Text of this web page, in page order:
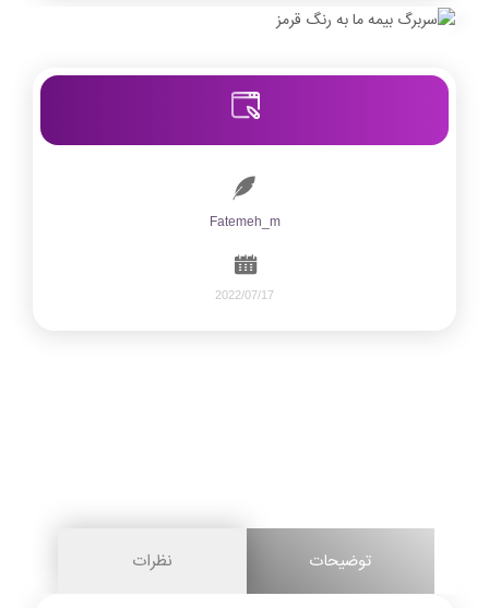
Fatemeh_m
2022/07/17
توضیحات نظرات